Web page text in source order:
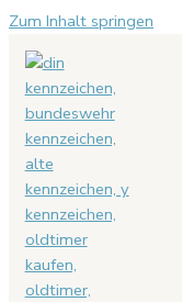
Zum Inhalt springen